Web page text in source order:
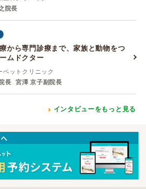
院長
から専門診療まで、家族と動物をつ
ムドクター
ペットクリニック
長
宮澤 京子副院長
インタビューをもっと見る